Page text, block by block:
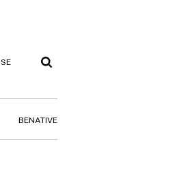
BENATIVE